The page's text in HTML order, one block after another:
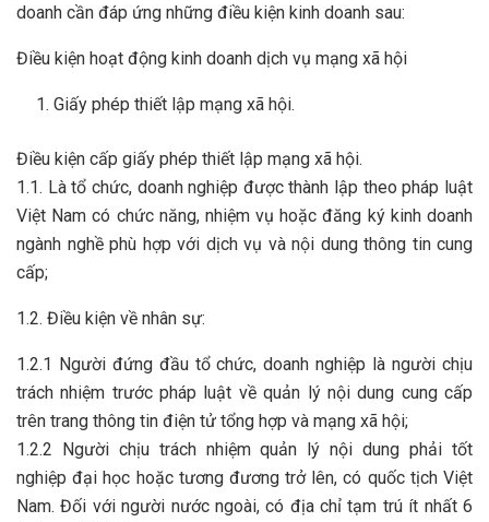
doanh cần đáp ứng những điều kiện kinh doanh sau:
Điều kiện hoạt động kinh doanh dịch vụ mạng xã hội
Giấy phép thiết lập mạng xã hội.
Điều kiện cấp giấy phép thiết lập mạng xã hội.
1.1. Là tổ chức, doanh nghiệp được thành lập theo pháp luật
Việt Nam có chức năng, nhiệm vụ hoặc đăng ký kinh doanh
ngành nghề phù hợp với dịch vụ và nội dung thông tin cung
cấp;
1.2. Điều kiện về nhân sự:
1.2.1 Người đứng đầu tổ chức, doanh nghiệp là người chịu
trách nhiệm trước pháp luật về quản lý nội dung cung cấp
trên trang thông tin điện tử tổng hợp và mạng xã hội;
1.2.2 Người chịu trách nhiệm quản lý nội dung phải tốt
nghiệp đại học hoặc tương đương trở lên, có quốc tịch Việt
Nam. Đối với người nước ngoài, có địa chỉ tạm trú ít nhất 6